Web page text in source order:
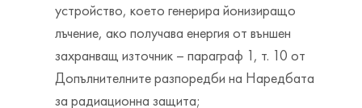
устройство, което генерира йонизиращо
лъчение, ако получава енергия от външен
захранващ източник – параграф 1, т. 10 от
Допълнителните разпоредби на Наредбата
за радиационна защита;